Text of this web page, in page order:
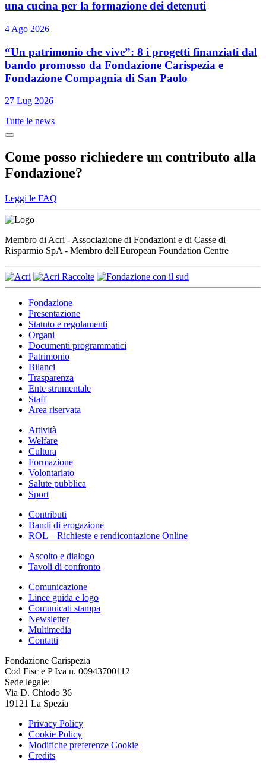
una cucina per la formazione dei detenuti
4 Ago 2026
“Un patrimonio che vive”: 8 i progetti finanziati dal
bando promosso da Fondazione Carispezia e
Fondazione Compagnia di San Paolo
27 Lug 2026
Tutte le news
Come posso richiedere un contributo alla
Fondazione?
Leggi le FAQ
Membro di Acri - Associazione di Fondazioni e di Casse di
Risparmio SpA - Membro dell'European Foundation Centre
Fondazione
Presentazione
Statuto e regolamenti
Organi
Documenti programmatici
Patrimonio
Bilanci
Trasparenza
Ente strumentale
Staff
Area riservata
Attività
Welfare
Cultura
Formazione
Volontariato
Salute pubblica
Sport
Contributi
Bandi di erogazione
ROL – Richieste e rendicontazione Online
Ascolto e dialogo
Tavoli di confronto
Comunicazione
Linee guida e logo
Comunicati stampa
Newsletter
Multimedia
Contatti
Fondazione Carispezia
Cod Fisc e P Iva n. 00943700112
Sede legale:
Via D. Chiodo 36
19121 La Spezia
Privacy Policy
Cookie Policy
Modifiche preferenze Cookie
Credits